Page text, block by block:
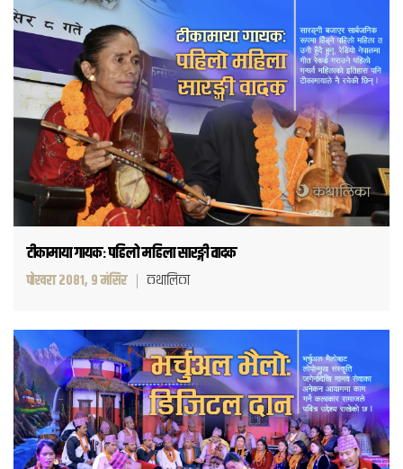
टीकामाया गायकः पहिलो महिला सारङ्गी वादक
पोखरा २०८१, ९ मंसिर कथालिका